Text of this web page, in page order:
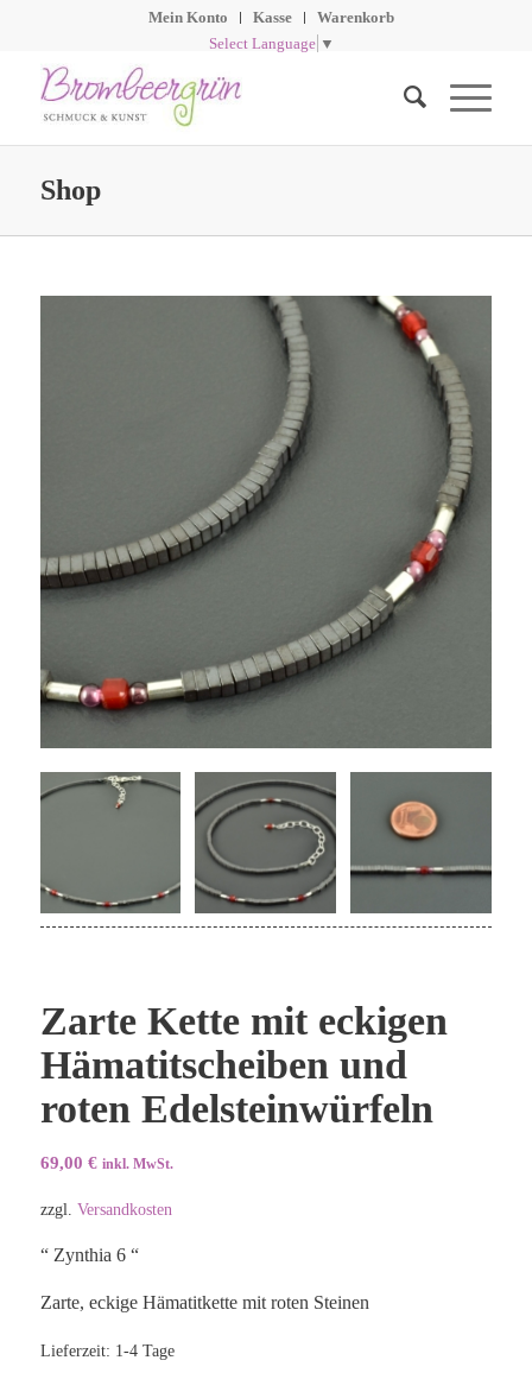
Mein Konto Kasse
Warenkorb
Select Language ▼
Shop
Zarte Kette mit eckigen
Hämatitscheiben und
roten Edelsteinwürfeln
69,00 € inkl. MwSt.
zzgl. Versandkosten
“ Zynthia 6 “
Zarte, eckige Hämatitkette mit roten Steinen
Lieferzeit: 1-4 Tage